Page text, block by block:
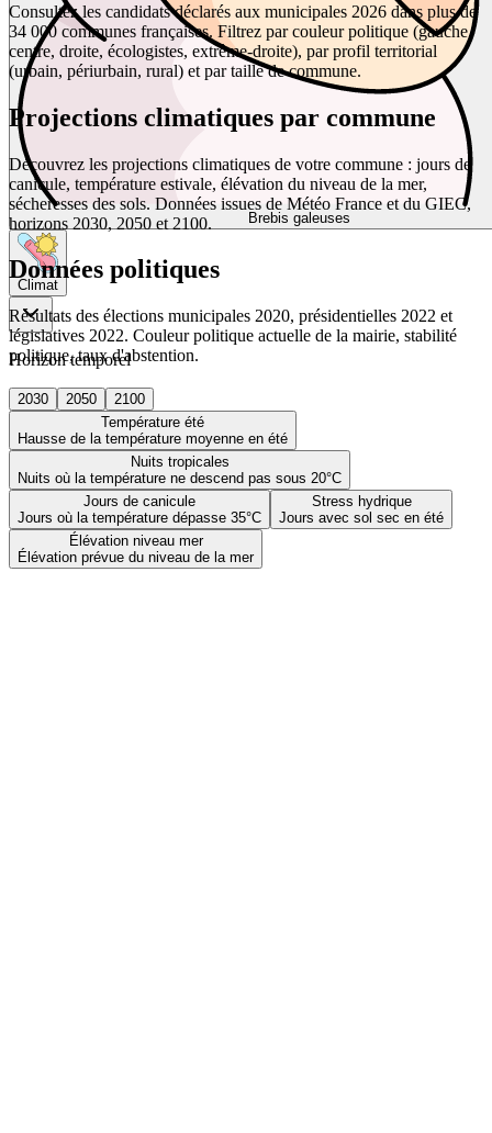
Brebis galeuses
Climat
Horizon temporel
2030 2050
2100
Température été
Hausse de la température moyenne en été
Nuits tropicales
Nuits où la température ne descend pas sous 20°C
Jours de canicule
Jours où la température dépasse 35°C
Stress hydrique
Jours avec sol sec en été
Élévation niveau mer
Élévation prévue du niveau de la mer
Consultez les candidats déclarés aux municipales 2026 dans plus de
34 000 communes françaises. Filtrez par couleur politique (gauche,
centre, droite, écologistes, extrême-droite), par profil territorial
(urbain, périurbain, rural) et par taille de commune.
Projections climatiques par commune
Découvrez les projections climatiques de votre commune : jours de
canicule, température estivale, élévation du niveau de la mer,
sécheresses des sols. Données issues de Météo France et du GIEC,
horizons 2030, 2050 et 2100.
Données politiques
Résultats des élections municipales 2020, présidentielles 2022 et
législatives 2022. Couleur politique actuelle de la mairie, stabilité
politique, taux d'abstention.